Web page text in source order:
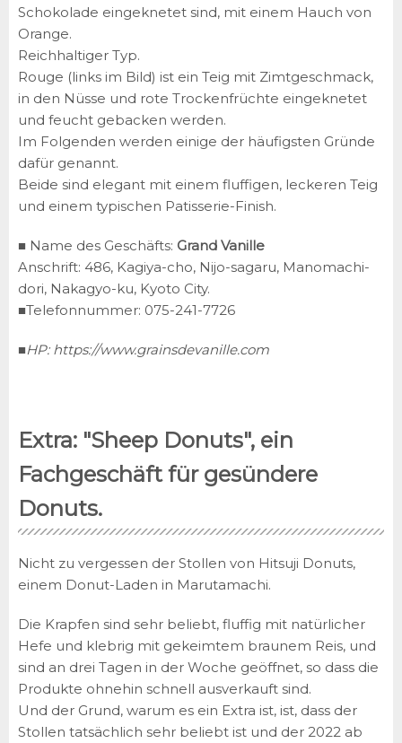
Schokolade eingeknetet sind, mit einem Hauch von
Orange.
Reichhaltiger Typ.
Rouge (links im Bild) ist ein Teig mit Zimtgeschmack,
in den Nüsse und rote Trockenfrüchte eingeknetet
und feucht gebacken werden.
Im Folgenden werden einige der häufigsten Gründe
dafür genannt.
Beide sind elegant mit einem fluffigen, leckeren Teig
und einem typischen Patisserie-Finish.
■ Name des Geschäfts: Grand Vanille
Anschrift: 486, Kagiya-cho, Nijo-sagaru, Manomachi-
dori, Nakagyo-ku, Kyoto City.
■Telefonnummer: 075-241-7726
■HP:https://www.grainsdevanille.com
Extra: "Sheep Donuts", ein
Fachgeschäft für gesündere
Donuts.
Nicht zu vergessen der Stollen von Hitsuji Donuts,
einem Donut-Laden in Marutamachi.
Die Krapfen sind sehr beliebt, fluffig mit natürlicher
Hefe und klebrig mit gekeimtem braunem Reis, und
sind an drei Tagen in der Woche geöffnet, so dass die
Produkte ohnehin schnell ausverkauft sind.
Und der Grund, warum es ein Extra ist, ist, dass der
Stollen tatsächlich sehr beliebt ist und der 2022 ab